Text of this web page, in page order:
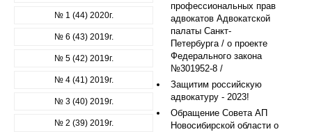
№ 1 (44) 2020г.
№ 6 (43) 2019г.
№ 5 (42) 2019г.
№ 4 (41) 2019г.
№ 3 (40) 2019г.
№ 2 (39) 2019г.
профессиональных прав
адвокатов Адвокатской
палаты Санкт-
Петербурга / о проекте
Федерального закона
№301952-8 /
Защитим российскую
адвокатуру - 2023!
Обращение Совета АП
Новосибирской области о